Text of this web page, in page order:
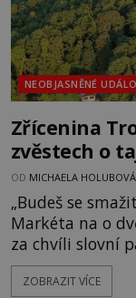
NEOBJASNĚNÉ
Zřícenina
zvěstech o
OD MICHAELA HOLUBOVÁ
„Budeš se
Markéta na o
za chvíli slovní
katolička, druhá
nich se usídlí
ZOBRAZIT VÍCE